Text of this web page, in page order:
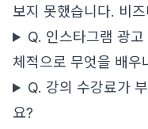
보지 못했습니다. 비
Q. 인스타그램 광
체적으로 무엇을 배우
Q. 강의 수강료가
요?